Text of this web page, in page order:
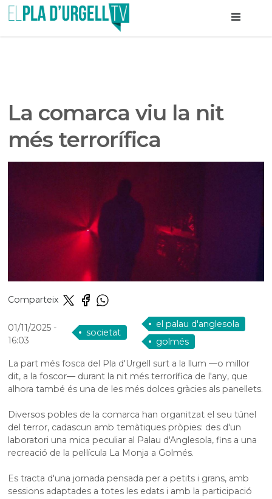
La comarca viu la nit
més terrorífica
Comparteix
01/11/2025-
16:03
societat
el palau d'anglesola
golmés
La part més fosca del Pla d'Urgell surt a la llum —o millor
dit, a la foscor— durant la nit més terrorífica de l'any, que
alhora també és una de les més dolces gràcies als panellets.
Diversos pobles de la comarca han organitzat el seu túnel
del terror, cadascun amb temàtiques pròpies: des d'un
laboratori una mica peculiar al Palau d'Anglesola, fins a una
recreació de la pel·lícula La Monja a Golmés.
Es tracta d'una jornada pensada per a petits i grans, amb
sessions adaptades a totes les edats i amb la participació